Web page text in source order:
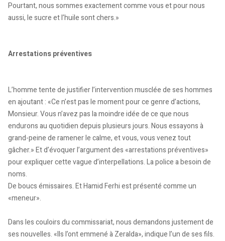
Pourtant, nous sommes exactement comme vous et pour nous
aussi, le sucre et l’huile sont chers.»
Arrestations préventives
L’homme tente de justifier l’intervention musclée de ses hommes
en ajoutant : «Ce n’est pas le moment pour ce genre d’actions,
Monsieur. Vous n’avez pas la moindre idée de ce que nous
endurons au quotidien depuis plusieurs jours. Nous essayons à
grand-peine de ramener le calme, et vous, vous venez tout
gâcher.» Et d’évoquer l’argument des «arrestations préventives»
pour expliquer cette vague d’interpellations. La police a besoin de
noms.
De boucs émissaires. Et Hamid Ferhi est présenté comme un
«meneur».
Dans les couloirs du commissariat, nous demandons justement de
ses nouvelles. «Ils l’ont emmené à Zeralda», indique l’un de ses fils.